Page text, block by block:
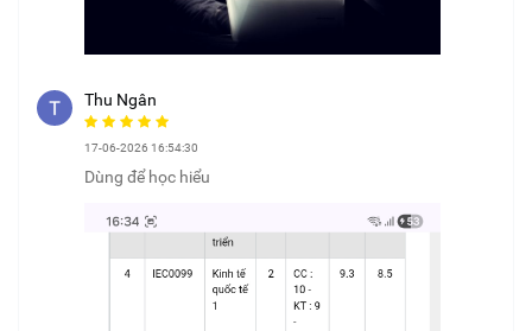
Thu Ngân
17-06-2026 16:54:30
Dùng để học hiểu